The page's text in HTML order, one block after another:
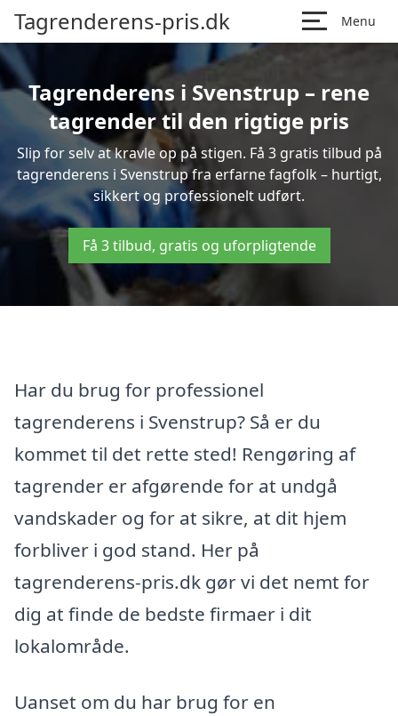
Tagrenderens-pris.dk Menu
Tagrenderens i Svenstrup – rene
tagrender til den rigtige pris
Slip for selv at kravle op på stigen. Få 3 gratis tilbud på
tagrenderens i Svenstrup fra erfarne fagfolk – hurtigt,
sikkert og professionelt udført.
Få 3 tilbud, gratis og uforpligtende
Har du brug for professionel
tagrenderens i Svenstrup? Så er du
kommet til det rette sted! Rengøring af
tagrender er afgørende for at undgå
vandskader og for at sikre, at dit hjem
forbliver i god stand. Her på
tagrenderens-pris.dk gør vi det nemt for
dig at finde de bedste firmaer i dit
lokalområde.
Uanset om du har brug for en